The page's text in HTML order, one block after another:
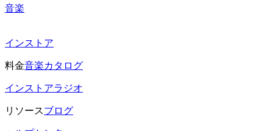
音楽
インストア
料金音楽カタログ
インストアラジオ
リソースブログ